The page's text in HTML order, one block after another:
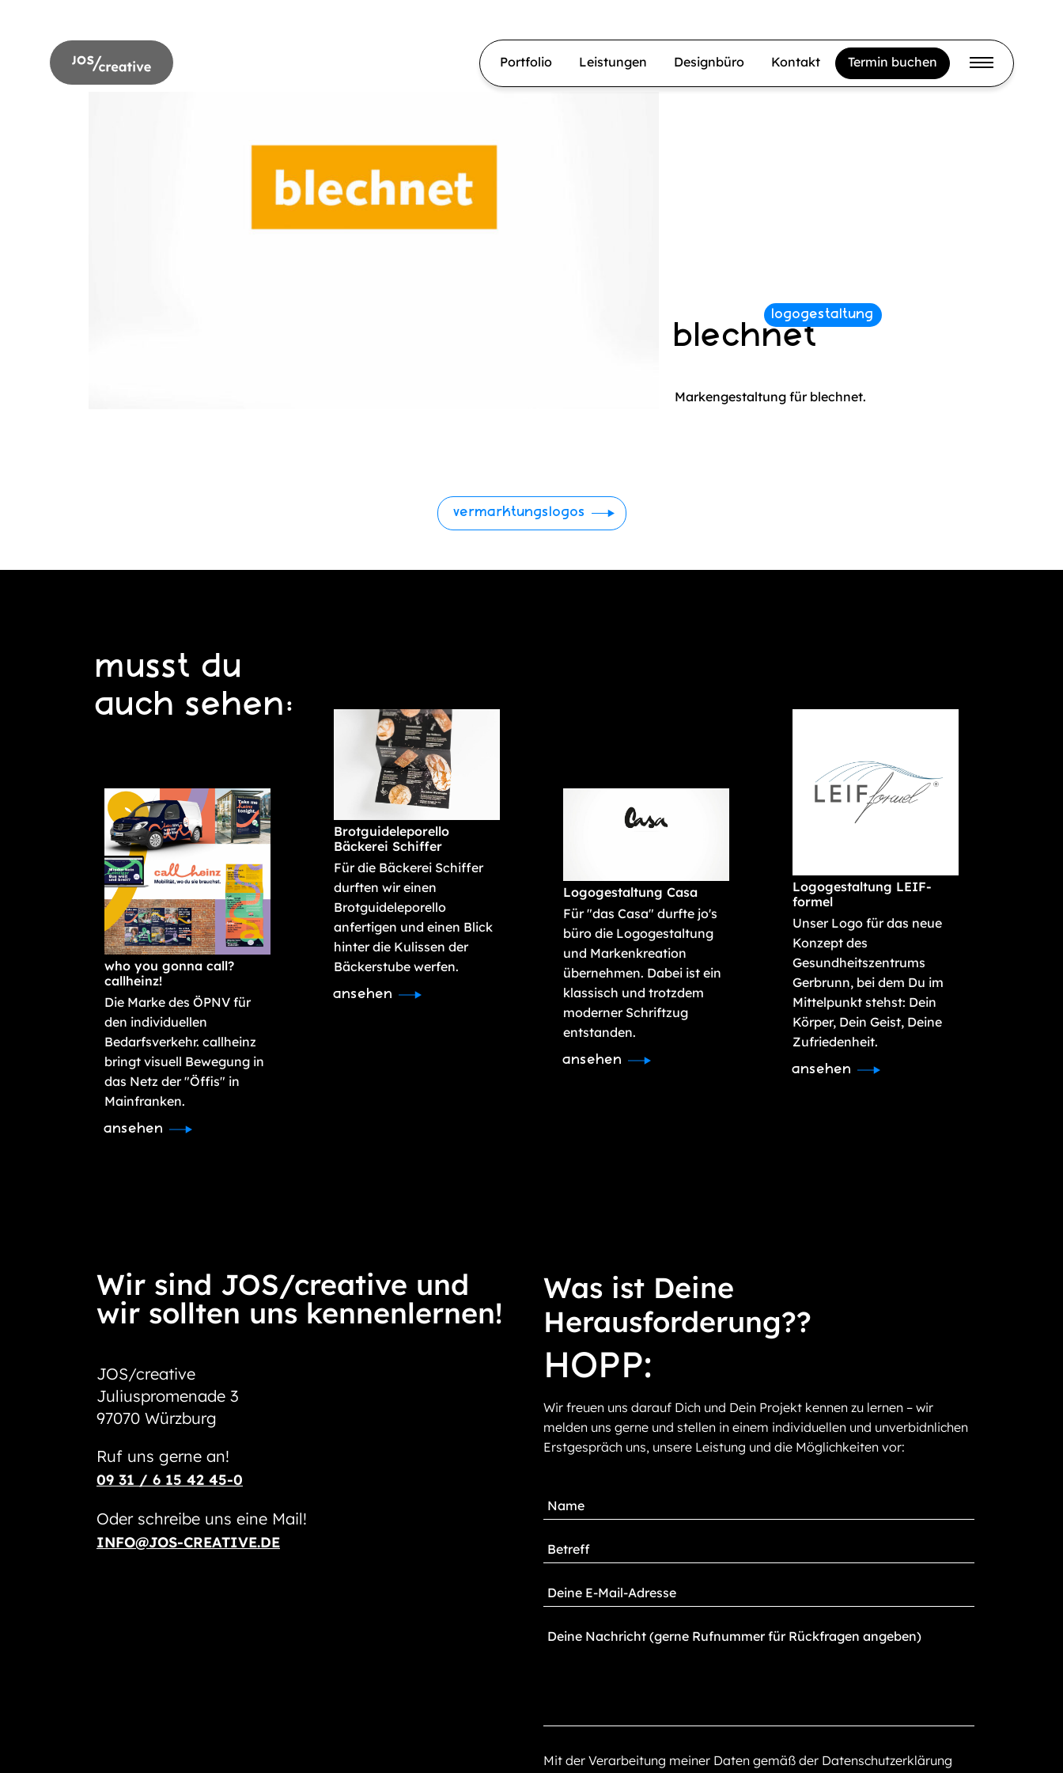
Portfolio Leistungen Designbüro Kontakt Termin buchen
blechnet
Markengestaltung für blechnet.
vermarktungslogos
musst du
auch sehen:
who you gonna call?
callheinz!
Die Marke des ÖPNV für
den individuellen
Bedarfsverkehr. callheinz
bringt visuell Bewegung in
das Netz der "Öffis" in
Mainfranken.
ansehen
Brotguideleporello
Bäckerei Schiffer
Für die Bäckerei Schiffer
durften wir einen
Brotguideleporello
anfertigen und einen Blick
hinter die Kulissen der
Bäckerstube werfen.
ansehen
Logogestaltung Casa
Für "das Casa" durfte jo's
büro die Logogestaltung
und Markenkreation
übernehmen. Dabei ist ein
klassisch und trotzdem
moderner Schriftzug
entstanden.
ansehen
Logogestaltung LEIF-
formel
Unser Logo für das neue
Konzept des
Gesundheitszentrums
Gerbrunn, bei dem Du im
Mittelpunkt stehst: Dein
Körper, Dein Geist, Deine
Zufriedenheit.
ansehen
Wir sind JOS/creative und
wir sollten uns kennenlernen!
JOS/creative
Juliuspromenade 3
97070 Würzburg
Ruf uns gerne an!
09 31 / 6 15 42 45-0
Oder schreibe uns eine Mail!
INFO@JOS-CREATIVE.DE
Was ist Deine
Herausforderung??
HOPP:
Wir freuen uns darauf Dich und Dein Projekt kennen zu lernen – wir
melden uns gerne und stellen in einem individuellen und unverbidnlichen
Erstgespräch uns, unsere Leistung und die Möglichkeiten vor:
Mit der Verarbeitung meiner Daten gemäß der Datenschutzerklärung